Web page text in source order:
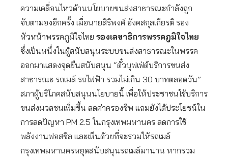
ความเคลื่อนไหวด้านนโยบายขนส่งสาธารณะกำลังถูก
จับตามองอีกครั้ง เมื่อนายสิริพงศ์ อังคสกุลเกียรติ รอง
หัวหน้าพรรคภูมิใจไทย รองเลขาธิการพรรคภูมิใจไทย
ซึ่งเป็นหนึ่งในผู้สนับสนุนระบบขนส่งสาธารณะในพรรค
ออกมาแสดงจุดยืนสนับสนุน “ตั๋วบุฟเฟ่ต์บริการขนส่ง
สาธารณะ รถเมล์ รถไฟฟ้า รวมไม่เกิน 30 บาทตลอดวัน”
สภาผู้บริโภคสนับสนุนนโยบายนี้ เพื่อให้ประชาชนใช้บริการ
ขนส่งมวลชนเพิ่มขึ้น ลดค่าครองชีพ แถมยังได้ประโยชน์ใน
การลดปัญหา PM 2.5 ในกรุงเทพมหานคร ลดการใช้
พลังงานฟอสซิล และเห็นด้วยที่จะรวมให้รถเมล์
กรุงเทพมหานครหยุดสนับสนุนรถเมล์มานาน หากรวม